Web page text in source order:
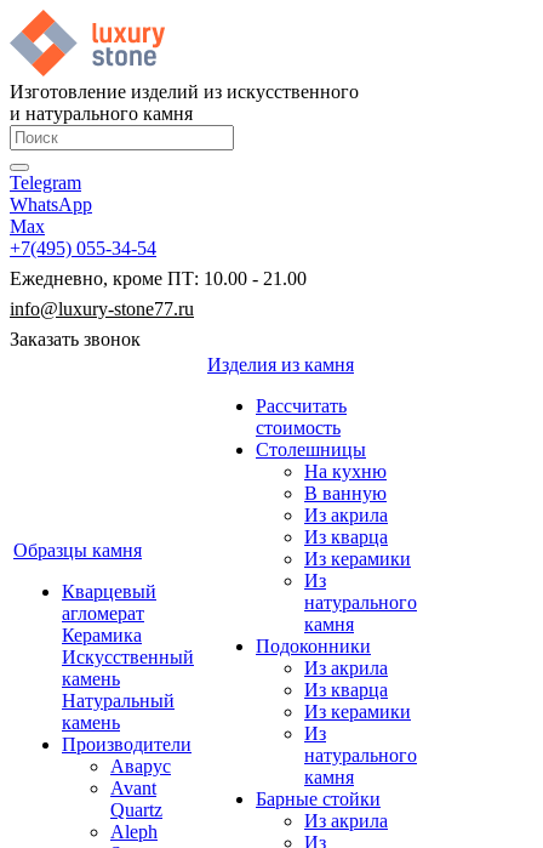
Изготовление изделий из искусственного
и натурального камня
Telegram
WhatsApp
Max
+7(495) 055-34-54
Ежедневно, кроме ПТ: 10.00 - 21.00
info@luxury-stone77.ru
Заказать звонок
Образцы камня
Кварцевый
агломерат
Керамика
Искусственный
камень
Натуральный
камень
Производители
Аварус
Avant
Quartz
Aleph
Изделия из камня
Рассчитать
стоимость
Столешницы
На кухню
В ванную
Из акрила
Из кварца
Из керамики
Из
натурального
камня
Подоконники
Из акрила
Из кварца
Из керамики
Из
натурального
камня
Барные стойки
Из акрила
Из